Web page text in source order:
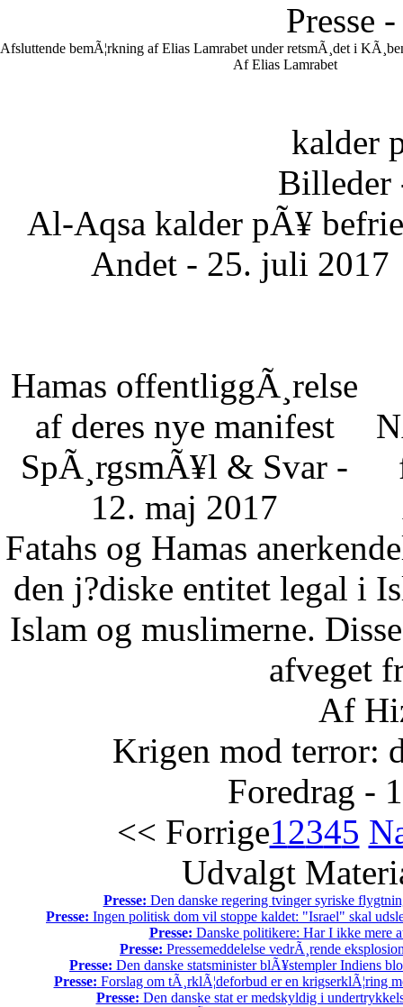
Presse
Afsluttende bemÃ¦rkning af Elias Lamrabet under retsmÃ¸det i
Af Elias Lamrabet
kalder
Billeder
Al-Aqsa kalder pÃ¥
Andet - 25. juli 2017
Hamas offentliggÃ¸relse
af deres nye manifest
SpÃ¸rgsmÃ¥l & Svar -
12. maj 2017
Fatahs og Hamas
den j?diske entitet legal i
Islam og muslimerne.
afveget
Af
Krigen mod terror:
Foredrag -
<< Forrige12345
Udvalgt
Presse: Den danske regering tvinger syriske
Presse: Ingen politisk dom vil stoppe kaldet: "Israel" skal
Presse: Danske politikere: Har I ikke mere
Presse: Pressemeddelelse vedrÃ¸rende
Presse: Den danske statsminister blÃ¥stempler Indiens
Presse: Forslag om tÃ¸rklÃ¦deforbud er en krigserklÃ¦ring
Presse: Den danske stat er medskyldig i